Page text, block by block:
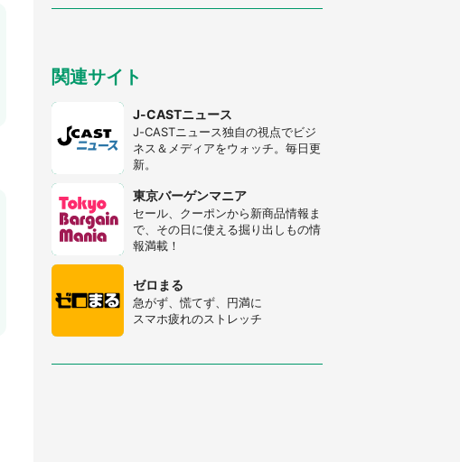
ぬお婆さんに握らされたもの（山口
生の野菜〟に6.5万人戦慄
「閉所恐怖症の私は新幹線で大パニ
ック。隣席の青年に『手を繋いで』
とお願いしたら...」 体験談に8万
人感動
「富豪すぎ」1歳息子の〝店頭駄々
こね〟の内容に1.7万人驚がく 「お
菓子売り場ならまだしも...」「ハー
ドル高い」
あまりにも四角すぎる猫、激写され
る 「これもう座布団だろ」「食パ
ンの耳」と1.4万人困惑
関連サイト
J-CASTニュース
J-CASTニュース独自の視点でビジ
ネス＆メディアをウォッチ。毎日更
新。
東京バーゲンマニア
セール、クーポンから新商品情報ま
で、その日に使える掘り出しもの情
報満載！
ゼロまる
急がず、慌てず、円満に
スマホ疲れのストレッチ